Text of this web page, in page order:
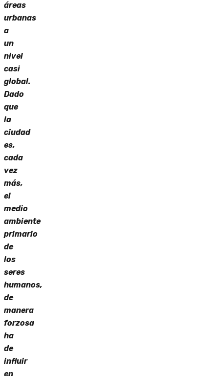
áreas
urbanas
a
un
nivel
casi
global.
Dado
que
la
ciudad
es,
cada
vez
más,
el
medio
ambiente
primario
de
los
seres
humanos,
de
manera
forzosa
ha
de
influir
en